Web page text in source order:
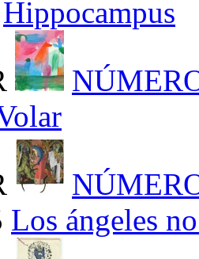
Hippocampus
Los ángeles